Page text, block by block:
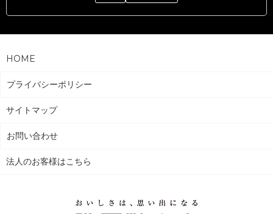
HOME
プライバシーポリシー
サイトマップ
お問い合わせ
法人のお客様はこちら